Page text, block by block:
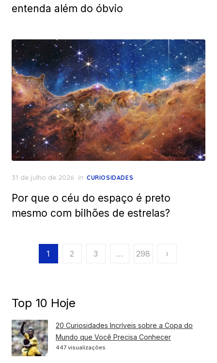
entenda além do óbvio
Posted
31 de julho de 2026 in CURIOSIDADES
Por que o céu do espaço é preto
mesmo com bilhões de estrelas?
Paginação
1 2 3 … 298 ›
Top 10 Hoje
20 Curiosidades Incríveis sobre a Copa do
Mundo que Você Precisa Conhecer
447 visualizações